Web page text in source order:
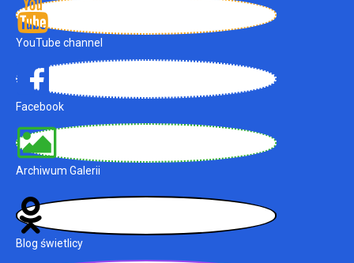
YouTube channel
Facebook
Archiwum Galerii
Blog świetlicy